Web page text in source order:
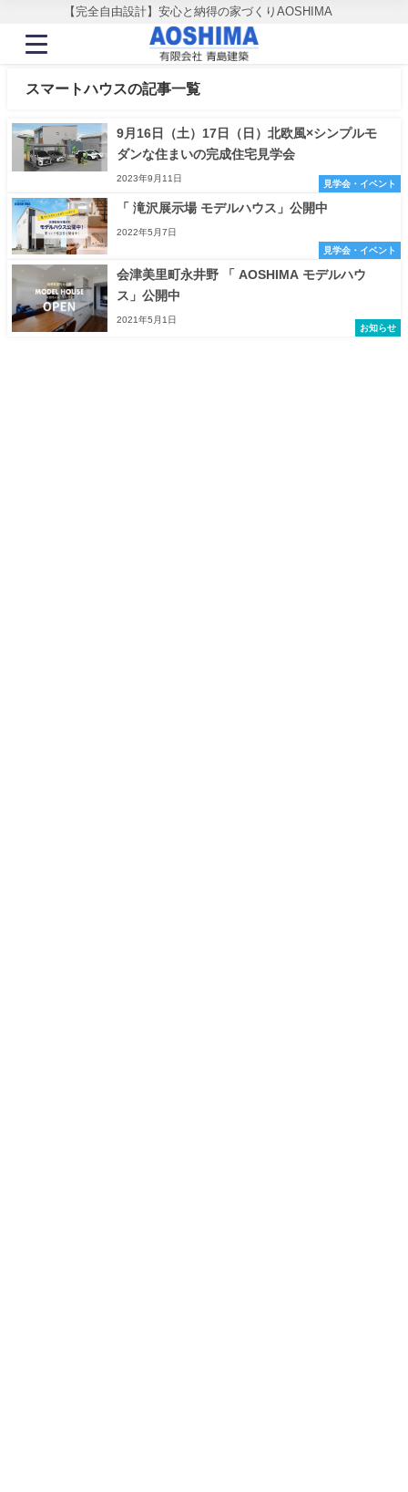
【完全自由設計】安心と納得の家づくりAOSHIMA
スマートハウスの記事一覧
見学会・イベント
9月16日（土）17日（日）北欧風×シンプルモ
ダンな住まいの完成住宅見学会
2023年9月11日
見学会・イベント
「 滝沢展示場 モデルハウス」公開中
2022年5月7日
お知らせ
会津美里町永井野 「 AOSHIMA モデルハウ
ス」公開中
2021年5月1日